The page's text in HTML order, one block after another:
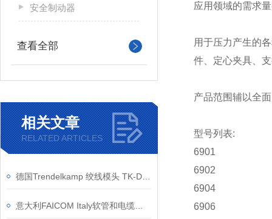
安全制动器
查看全部
相关文章
RELATED ARTICLES
应用领域的需求
用于压力产生的
件、定心夹具、
产品范围辅以全
型号列表:
6901
6902
6904
6906